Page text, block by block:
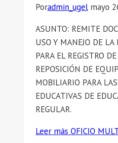
Poradmin_ugel mayo
ASUNTO: REMITE
USO Y MANEJO DE
PARA EL REGISTRO
REPOSICIÓN DE
MOBILIARIO PARA
EDUCATIVAS DE
REGULAR.
Leer más OFICIO